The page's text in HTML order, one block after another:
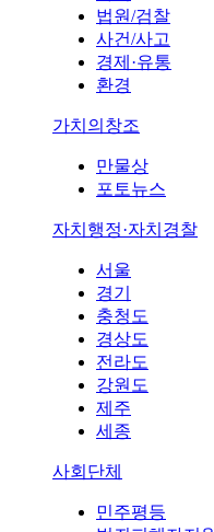
법원/검찰
사건/사고
경제·유통
환경
가치의창조
만물상
포토뉴스
자치행정·자치경찰
서울
경기
충청도
경상도
전라도
강원도
제주
세종
사회단체
민주평등